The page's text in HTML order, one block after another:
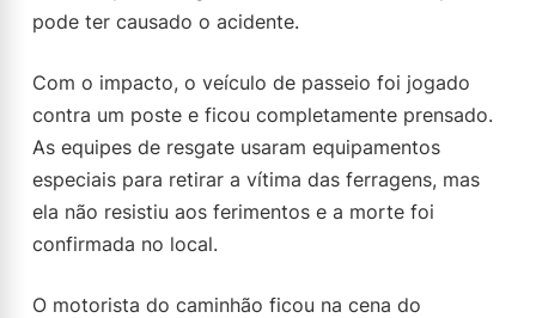
pode ter causado o acidente.
Com o impacto, o veículo de passeio foi jogado
contra um poste e ficou completamente prensado.
As equipes de resgate usaram equipamentos
especiais para retirar a vítima das ferragens, mas
ela não resistiu aos ferimentos e a morte foi
confirmada no local.
O motorista do caminhão ficou na cena do